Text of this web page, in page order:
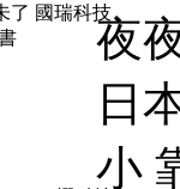
國瑞科技、